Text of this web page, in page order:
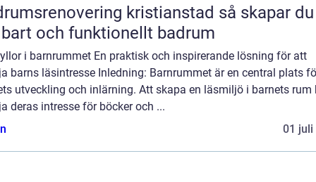
kristianstad så skapar du ett
och funktionellt badrum
i barnrummet En praktisk och inspirerande lösning för att
barns läsintresse Inledning: Barnrummet är en central plats
utveckling och inlärning. Att skapa en läsmiljö i barnets rum
deras intresse för böcker och ...
01 juli